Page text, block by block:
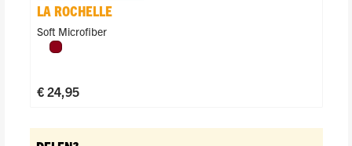
LA ROCHELLE
Soft Microfiber
Donkerrood
€ 24,95